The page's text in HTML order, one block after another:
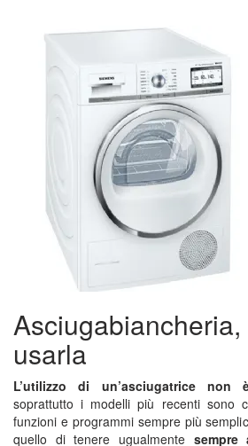
usarla
L’utilizzo di un’asciugatrice non
soprattutto i modelli più recenti sono
funzioni e programmi sempre più
quello di tenere ugualmente